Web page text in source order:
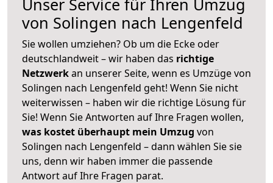
von Solingen nach Lengenfeld
Sie wollen umziehen? Ob um die Ecke oder
deutschlandweit – wir haben das richtige
Netzwerkan unserer Seite, wenn es Umzüge von
Solingen nach Lengenfeld geht! Wenn Sie nicht
weiterwissen – haben wir die richtige Lösung für
Sie! Wenn Sie Antworten auf Ihre Fragen wollen,
was kostet überhaupt mein Umzug von
Solingen nach Lengenfeld – dann wählen Sie sie
uns, denn wir haben immer die passende
Antwort auf Ihre Fragen parat.